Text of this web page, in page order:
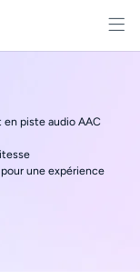
en piste audio AAC
une expérience